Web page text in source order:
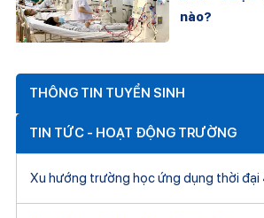
nào?
THÔNG TIN TUYỂN SINH
TIN TỨC - HOẠT ĐỘNG TRƯỜNG
Xu hướng trường học ứng dụng thời đại